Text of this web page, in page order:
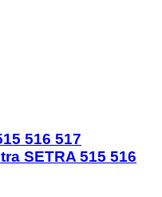
516 517
SETRA 515 516